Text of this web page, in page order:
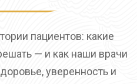
пациентов: какие
— и как наши врачи
уверенность и